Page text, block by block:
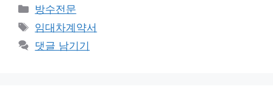
카
테
리
방수전문
태
그
임대차계약서
댓글 남기기